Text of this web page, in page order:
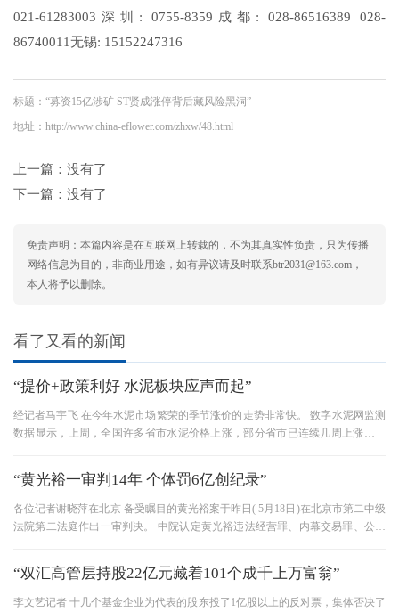
021-61283003深圳: 0755-8359成都: 028-86516389 028-
86740011无锡: 15152247316
标题：“募资15亿涉矿 ST贤成涨停背后藏风险黑洞”
地址：http://www.china-eflower.com/zhxw/48.html
上一篇：没有了
下一篇：没有了
免责声明：本篇内容是在互联网上转载的，不为其真实性负责，只为传播
网络信息为目的，非商业用途，如有异议请及时联系btr2031@163.com，
本人将予以删除。
看了又看的新闻
“提价+政策利好 水泥板块应声而起”
经记者马宇飞 在今年水泥市场繁荣的季节涨价的走势非常快。 数字水泥网监测
数据显示，上周，全国许多省市水泥价格上涨，部分省市已连续几周上涨，旺
“黄光裕一审判14年 个体罚6亿创纪录”
各位记者谢晓萍在北京 备受瞩目的黄光裕案于昨日( 5月18日)在北京市第二中级
法院第二法庭作出一审判决。 中院认定黄光裕违法经营罪、内幕交易罪、公司
“双汇高管层持股22亿元藏着101个成千上万富翁”
李文艺记者 十几个基金企业为代表的股东投了1亿股以上的反对票，集体否决了